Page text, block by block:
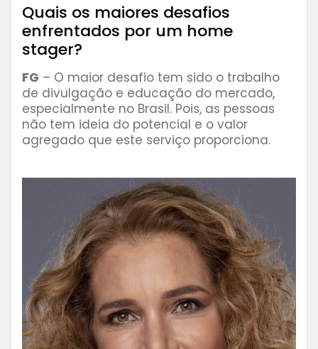
Quais os maiores desafios
enfrentados por um home
stager?
FG – O maior desafio tem sido o trabalho
de divulgação e educação do mercado,
especialmente no Brasil. Pois, as pessoas
não tem ideia do potencial e o valor
agregado que este serviço proporciona.